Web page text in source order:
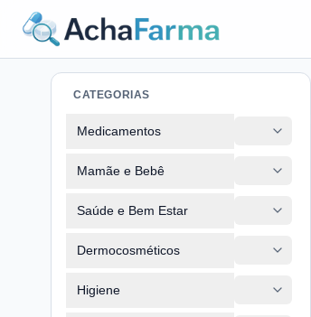
CATEGORIAS
Medicamentos
Mamãe e Bebê
Saúde e Bem Estar
Dermocosméticos
Higiene